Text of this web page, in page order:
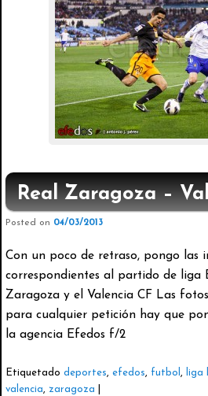
Real Zaragoza –
Posted on 04/03/2013
Con un poco de retraso, pongo las
correspondientes al partido de liga
Zaragoza y el Valencia CF Las
para cualquier petición hay que
la agencia Efedos f/2
Etiquetado deportes, efedos, futbol , liga
valencia, zaragoza